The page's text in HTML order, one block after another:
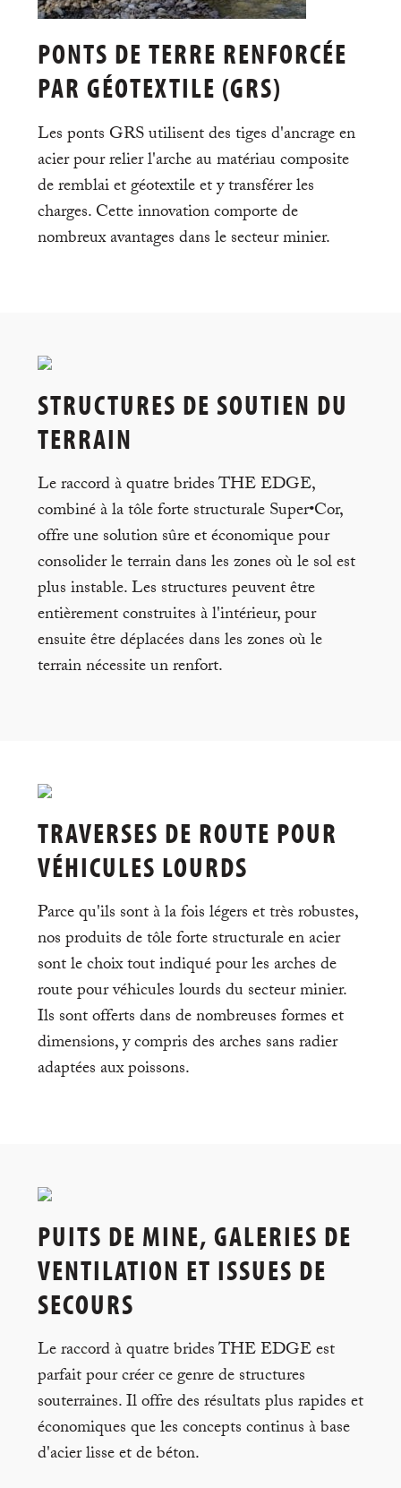
PONTS DE TERRE RENFORCÉE
PAR GÉOTEXTILE (GRS)
Les ponts GRS utilisent des tiges d'ancrage en
acier pour relier l'arche au matériau composite
de remblai et géotextile et y transférer les
charges. Cette innovation comporte de
nombreux avantages dans le secteur minier.
STRUCTURES DE SOUTIEN DU
TERRAIN
Le raccord à quatre brides THE EDGE,
combiné à la tôle forte structurale Super•Cor,
offre une solution sûre et économique pour
consolider le terrain dans les zones où le sol est
plus instable. Les structures peuvent être
entièrement construites à l'intérieur, pour
ensuite être déplacées dans les zones où le
terrain nécessite un renfort.
TRAVERSES DE ROUTE POUR
VÉHICULES LOURDS
Parce qu'ils sont à la fois légers et très robustes,
nos produits de tôle forte structurale en acier
sont le choix tout indiqué pour les arches de
route pour véhicules lourds du secteur minier.
Ils sont offerts dans de nombreuses formes et
dimensions, y compris des arches sans radier
adaptées aux poissons.
PUITS DE MINE, GALERIES DE
VENTILATION ET ISSUES DE
SECOURS
Le raccord à quatre brides THE EDGE est
parfait pour créer ce genre de structures
souterraines. Il offre des résultats plus rapides et
économiques que les concepts continus à base
d'acier lisse et de béton.